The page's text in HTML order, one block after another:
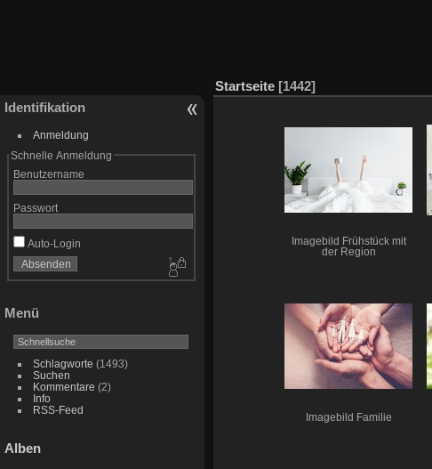
Identifikation
Anmeldung
Schnelle Anmeldung
Benutzername
Passwort
Auto-Login
Menü
Schlagworte (1493)
Suchen
Kommentare (2)
Info
RSS-Feed
Alben
Startseite 1442
Imagebild Frühstück mit
der Region
Imagebild Familie